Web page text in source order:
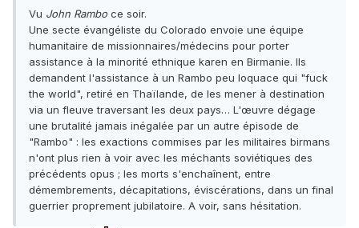
Vu John Ramboce soir.
Une secte évangéliste du Colorado envoie une équipe
humanitaire de missionnaires/médecins pour porter
assistance à la minorité ethnique karen en Birmanie. Ils
demandent l'assistance à un Rambo peu loquace qui "fuck
the world", retiré en Thaïlande, de les mener à destination
via un fleuve traversant les deux pays… L'œuvre dégage
une brutalité jamais inégalée par un autre épisode de
"Rambo" : les exactions commises par les militaires birmans
n'ont plus rien à voir avec les méchants soviétiques des
précédents opus ; les morts s'enchaînent, entre
démembrements, décapitations, éviscérations, dans un final
guerrier proprement jubilatoire. A voir, sans hésitation.